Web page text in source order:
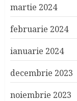
martie 2024
februarie 2024
ianuarie 2024
decembrie 2023
noiembrie 2023